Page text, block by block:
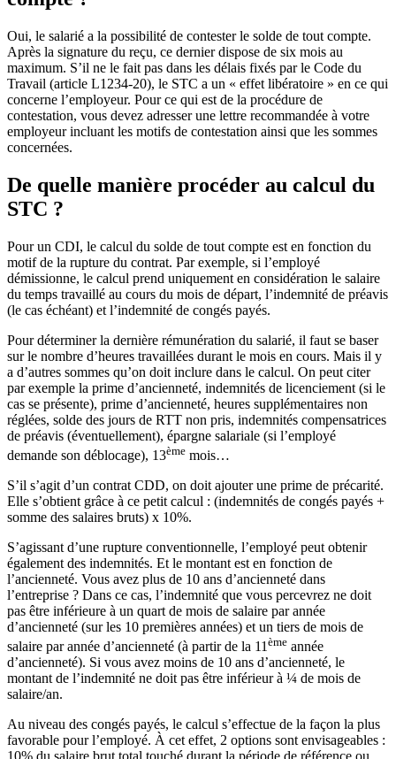
Oui, le salarié a la possibilité de contester le solde de tout compte.
Après la signature du reçu, ce dernier dispose de six mois au
maximum. S’il ne le fait pas dans les délais fixés par le Code du
Travail (article L1234-20), le STC a un « effet libératoire » en ce qui
concerne l’employeur. Pour ce qui est de la procédure de
contestation, vous devez adresser une lettre recommandée à votre
employeur incluant les motifs de contestation ainsi que les sommes
concernées.
De quelle manière procéder au calcul du
STC ?
Pour un CDI, le calcul du solde de tout compte est en fonction du
motif de la rupture du contrat. Par exemple, si l’employé
démissionne, le calcul prend uniquement en considération le salaire
du temps travaillé au cours du mois de départ, l’indemnité de préavis
(le cas échéant) et l’indemnité de congés payés.
Pour déterminer la dernière rémunération du salarié, il faut se baser
sur le nombre d’heures travaillées durant le mois en cours. Mais il y
a d’autres sommes qu’on doit inclure dans le calcul. On peut citer
par exemple la prime d’ancienneté, indemnités de licenciement (si le
cas se présente), prime d’ancienneté, heures supplémentaires non
réglées, solde des jours de RTT non pris, indemnités compensatrices
de préavis (éventuellement), épargne salariale (si l’employé
demande son déblocage), 13ème mois…
S’il s’agit d’un contrat CDD, on doit ajouter une prime de précarité.
Elle s’obtient grâce à ce petit calcul : (indemnités de congés payés +
somme des salaires bruts) x 10%.
S’agissant d’une rupture conventionnelle, l’employé peut obtenir
également des indemnités. Et le montant est en fonction de
l’ancienneté. Vous avez plus de 10 ans d’ancienneté dans
l’entreprise ? Dans ce cas, l’indemnité que vous percevrez ne doit
pas être inférieure à un quart de mois de salaire par année
d’ancienneté (sur les 10 premières années) et un tiers de mois de
salaire par année d’ancienneté (à partir de la 11 ème année
d’ancienneté). Si vous avez moins de 10 ans d’ancienneté, le
montant de l’indemnité ne doit pas être inférieur à ¼ de mois de
salaire/an.
Au niveau des congés payés, le calcul s’effectue de la façon la plus
favorable pour l’employé. À cet effet, 2 options sont envisageables :